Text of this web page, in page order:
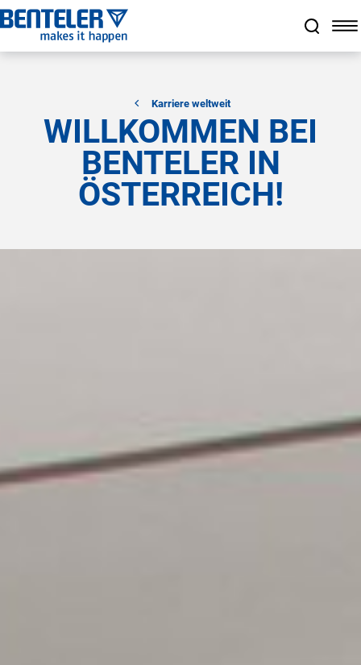
Zum Hauptinhalt springen
Zum Footer springen
Zum Ende der Navigation springen
Zum Beginn der Navigation springen
Karriere weltweit
WILLKOMMEN BEI
BENTELER IN
ÖSTERREICH!